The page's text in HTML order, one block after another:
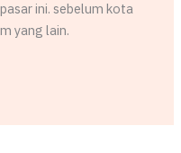
ini. sebelum kota
yang lain.